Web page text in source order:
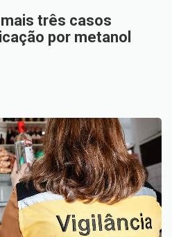
três casos
por metanol